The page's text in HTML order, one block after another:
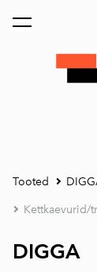
lisati ostukorvi.
Tooted
Kettkaevurid/
DIGGA